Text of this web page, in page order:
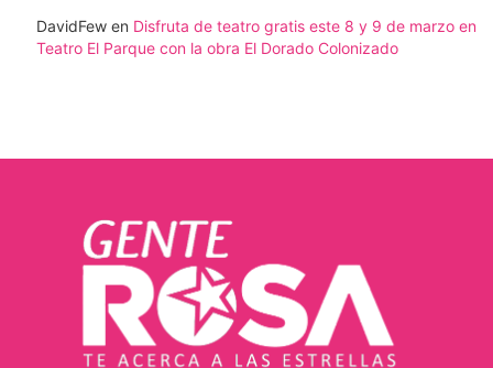
DavidFew en Disfruta de teatro gratis este 8 y 9 de marzo en
Teatro El Parque con la obra El Dorado Colonizado